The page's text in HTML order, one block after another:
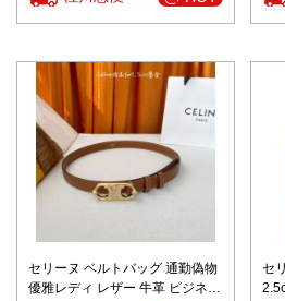
セリーヌ ベルトバッグ 通勤偽物
優雅レディ レザー 牛革 ビジネス
セ